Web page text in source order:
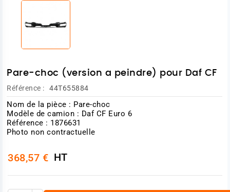
Pare-choc (version a peindre) pour Daf CF
Référence : 44T655884
Nom de la pièce : Pare-choc
Modèle de camion : Daf CF Euro 6
Référence : 1876631
Photo non contractuelle
368,57 € HT